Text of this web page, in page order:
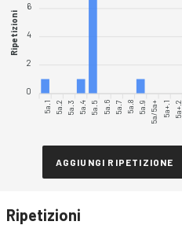
6
4
2
0
Ripetizioni
5a.1 5a.2 5a.3 5a.4 5a.5 5a.6 5a.7 5a.8 5a.9 5a/5a+ 5a+.1 5a+.2
AGGIUNGI RIPETIZIONE
Ripetizioni